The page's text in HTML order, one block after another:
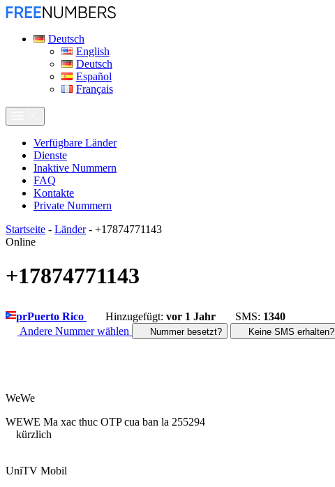
Deutsch
English
Deutsch
Español
Français
Verfügbare Länder
Dienste
Inaktive Nummern
FAQ
Kontakte
Private Nummern
Startseite - Länder- +17874771143
Online
+17874771143
prPuerto Rico Hinzugefügt: vor 1 Jahr SMS: 1340
Andere Nummer wählen
Nummer besetzt? Keine SMS erhalten?
WeWe
WEWE Ma xac thuc OTP cua ban la 255294
kürzlich
UniTV Mobil